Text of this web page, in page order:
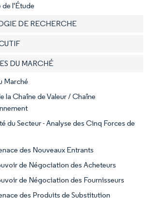
de l'Étude
DE RECHERCHE
DU MARCHÉ
Marché
la Chaîne de Valeur / Chaîne
du Secteur - Analyse des Cinq Forces de
des Nouveaux Entrants
de Négociation des Acheteurs
de Négociation des Fournisseurs
des Produits de Substitution